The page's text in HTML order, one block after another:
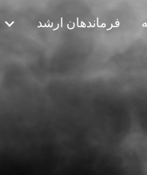
فرماندهان ارشد